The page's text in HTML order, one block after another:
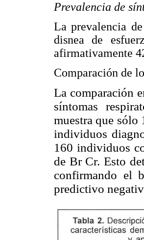
Prevalencia de
La prevalencia
disnea de
afirmativamente
Comparación de
La comparación
síntomas
muestra que sólo
individuos
160 individuos
de Br Cr. Esto
confirmando el
predictivo